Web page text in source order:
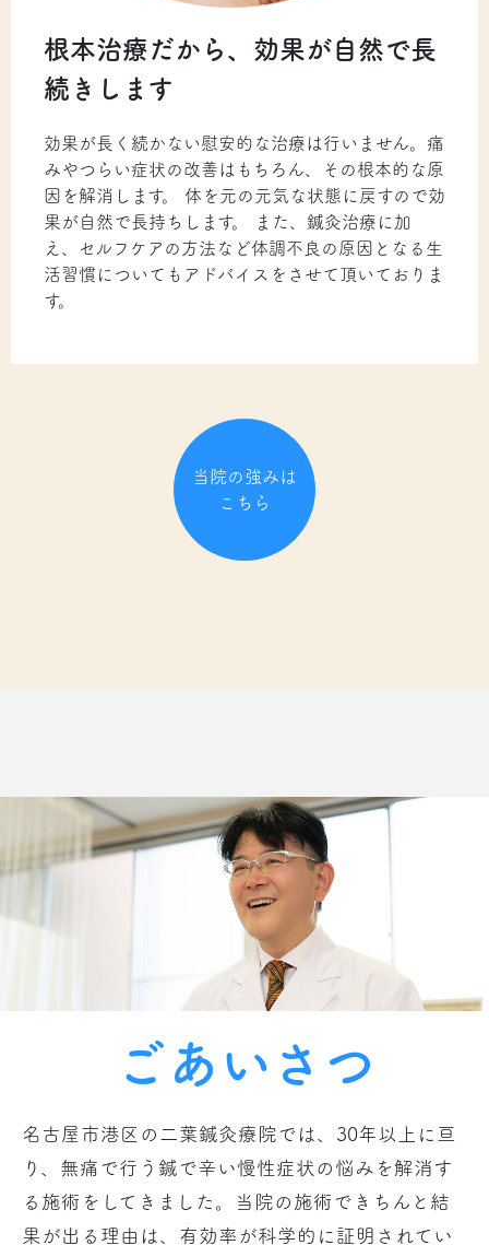
根本治療だから、効果が自然で長
続きします
効果が長く続かない慰安的な治療は行いません。痛
みやつらい症状の改善はもちろん、その根本的な原
因を解消します。 体を元の元気な状態に戻すので効
果が自然で長持ちします。 また、鍼灸治療に加
え、セルフケアの方法など体調不良の原因となる生
活習慣についてもアドバイスをさせて頂いておりま
す。
当院の強みは
こちら
ごあいさつ
名古屋市港区の二葉鍼灸療院では、30年以上に亘
り、無痛で行う鍼で辛い慢性症状の悩みを解消す
る施術をしてきました。当院の施術できちんと結
果が出る理由は、有効率が科学的に証明されてい